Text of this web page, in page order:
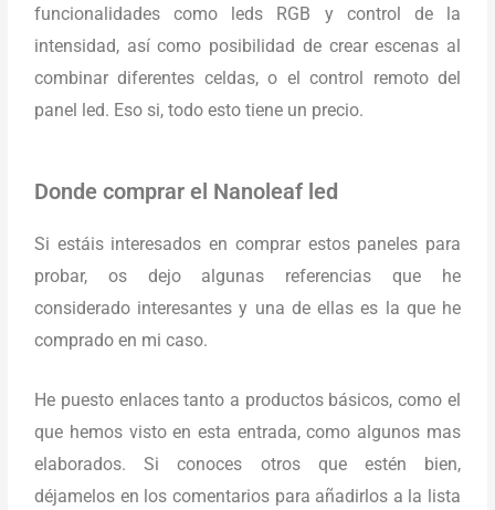
funcionalidades como leds RGB y control de la
intensidad, así como posibilidad de crear escenas al
combinar diferentes celdas, o el control remoto del
panel led. Eso si, todo esto tiene un precio.
Donde comprar el Nanoleaf led
Si estáis interesados en comprar estos paneles para
probar, os dejo algunas referencias que he
considerado interesantes y una de ellas es la que he
comprado en mi caso.
He puesto enlaces tanto a productos básicos, como el
que hemos visto en esta entrada, como algunos mas
elaborados. Si conoces otros que estén bien,
déjamelos en los comentarios para añadirlos a la lista